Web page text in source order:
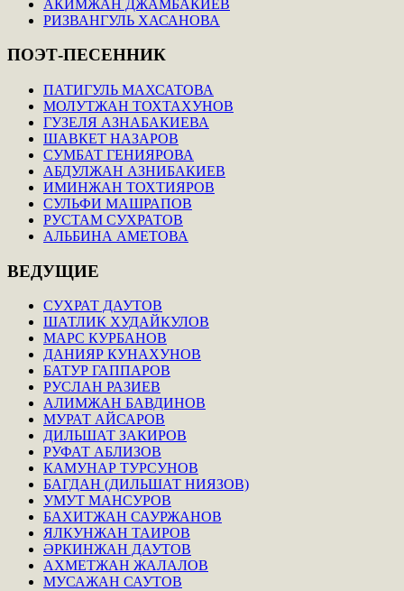
АКИМЖАН ДЖАМБАКИЕВ
РИЗВАНГУЛЬ ХАСАНОВА
ПОЭТ-ПЕСЕННИК
ПАТИГУЛЬ МАХСАТОВА
МОЛУТЖАН ТОХТАХУНОВ
ГУЗЕЛЯ АЗНАБАКИЕВА
ШАВКЕТ НАЗАРОВ
СУМБАТ ГЕНИЯРОВА
АБДУЛЖАН АЗНИБАКИЕВ
ИМИНЖАН ТОХТИЯРОВ
СУЛЬФИ МАШРАПОВ
РУСТАМ СУХРАТОВ
АЛЬБИНА АМЕТОВА
ВЕДУЩИЕ
СУХРАТ ДАУТОВ
ШАТЛИК ХУДАЙКУЛОВ
МАРС КУРБАНОВ
ДАНИЯР КУНАХУНОВ
БАТУР ГАППАРОВ
РУСЛАН РАЗИЕВ
АЛИМЖАН БАВДИНОВ
МУРАТ АЙСАРОВ
ДИЛЬШАТ ЗАКИРОВ
РУФАТ АБЛИЗОВ
КАМУНАР ТУРСУНОВ
БАГДАН (ДИЛЬШАТ НИЯЗОВ)
УМУТ МАНСУРОВ
БАХИТЖАН САУРЖАНОВ
ЯЛКУНЖАН ТАИРОВ
ӘРКИНЖАН ДАУТОВ
АХМЕТЖАН ЖАЛАЛОВ
МУСАЖАН САУТОВ